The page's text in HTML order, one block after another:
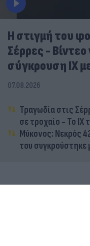
Η στιγμή του
Σέρρες -
σύγκρουση ΙΧ
07.08.2026
Τραγωδία στις
σε τροχαίο - Το ΙΧ
Μύκονος: Νεκρός
του